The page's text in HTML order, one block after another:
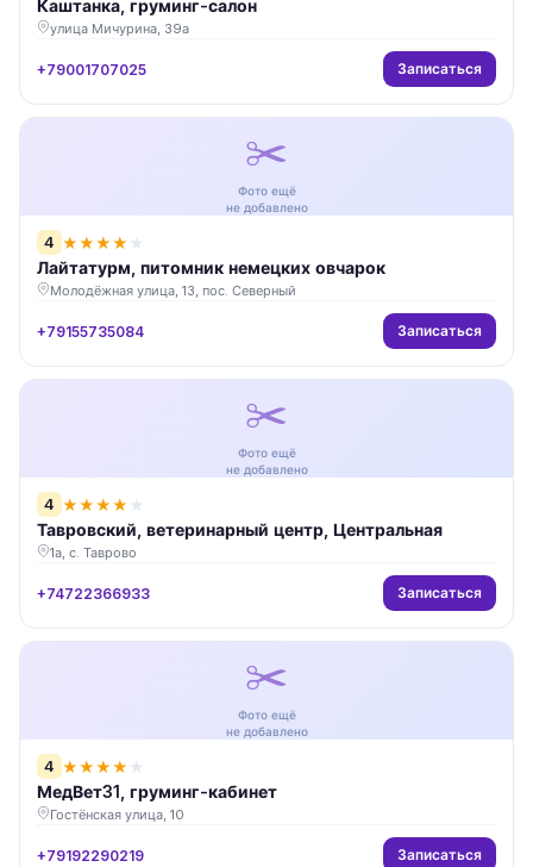
Каштанка, груминг-салон
улица Мичурина, 39а
+79001707025 Записаться
✂️
Фото ещё
не добавлено
4 ★★★★ ★
Лайтатурм, питомник немецких овчарок
Молодёжная улица, 13, пос. Северный
+79155735084 Записаться
✂️
Фото ещё
не добавлено
4 ★★★★ ★
Тавровский, ветеринарный центр, Центральная
1а, с. Таврово
+74722366933 Записаться
✂️
Фото ещё
не добавлено
4 ★★★★ ★
МедВет31, груминг-кабинет
Гостёнская улица, 10
+79192290219 Записаться